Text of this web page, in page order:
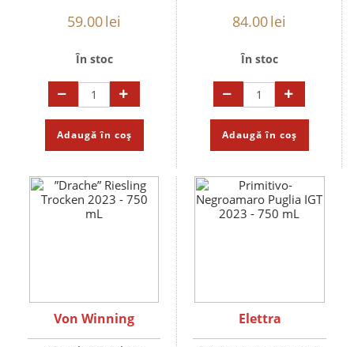
59.00lei
În stoc
Adaugă în coș
84.00lei
În stoc
Adaugă în coș
Von Winning Elettra